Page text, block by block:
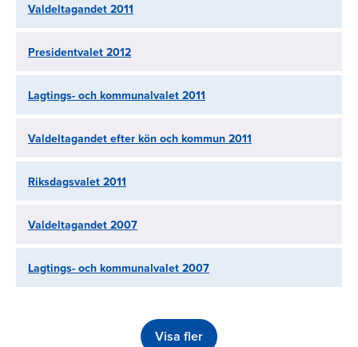
Valdeltagandet 2011
Presidentvalet 2012
Lagtings- och kommunalvalet 2011
Valdeltagandet efter kön och kommun 2011
Riksdagsvalet 2011
Valdeltagandet 2007
Lagtings- och kommunalvalet 2007
Visa fler